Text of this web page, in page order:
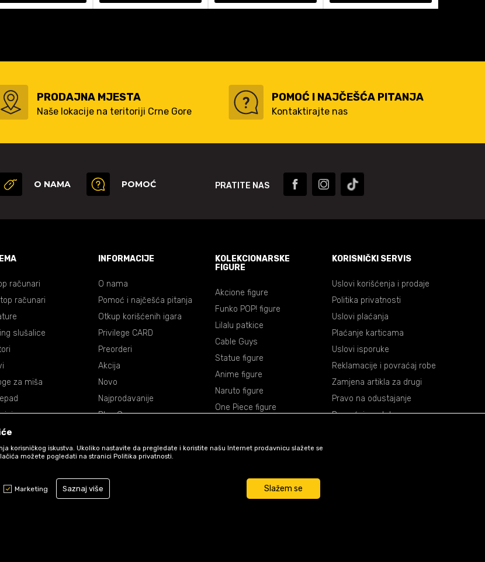
PRODAJNA MJESTA
Naše lokacije na teritoriji Crne Gore
POMOĆ I NAJČEŠĆA PITANJA
Kontaktirajte nas
O NAMA POMOĆ PRATITE NAS
računari
računari
slušalice
za miša
INFORMACIJE
O nama
Pomoć i najčešća pitanja
Otkup korišćenih igara
Privilege CARD
Preorderi
Akcija
Novo
Najprodavanije
Blog Games
KOLEKCIONARSKE
FIGURE
Akcione figure
Funko POP! figure
Lilalu patkice
Cable Guys
Statue figure
Anime figure
Naruto figure
One Piece figure
Star Wars figure
KORISNIČKI SERVIS
Uslovi korišćenja i prodaje
Politika privatnosti
Uslovi plaćanja
Plaćanje karticama
Uslovi isporuke
Reklamacije i povraćaj robe
Zamjena artikla za drugi
Pravo na odustajanje
Povraćaj sredstava
korisničkog iskustva. Ukoliko nastavite da pregledate i koristite našu Internet prodavnicu slažete se
možete pogledati na stranici Politika privatnosti.
Marketing Saznaj više Slažem se